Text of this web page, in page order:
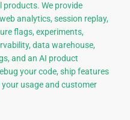
products. We provide
analytics, session replay,
flags, experiments,
data warehouse,
and an AI product
your code, ship features
your usage and customer